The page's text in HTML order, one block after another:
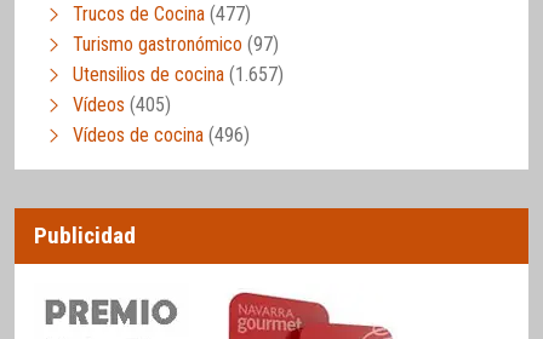
Trucos de Cocina (477)
Turismo gastronómico (97)
Utensilios de cocina (1.657)
Vídeos (405)
Vídeos de cocina (496)
Publicidad